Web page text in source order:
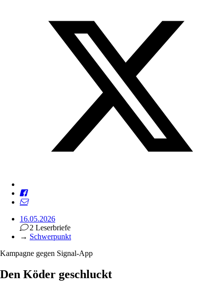
16.05.2026
2 Leserbriefe
→ Schwerpunkt
Kampagne gegen Signal-App
Den Köder geschluckt